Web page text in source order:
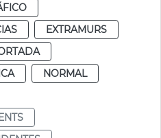
EXTRAMURS
NORMAL